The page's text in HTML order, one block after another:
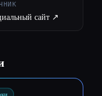
сайт ↗︎